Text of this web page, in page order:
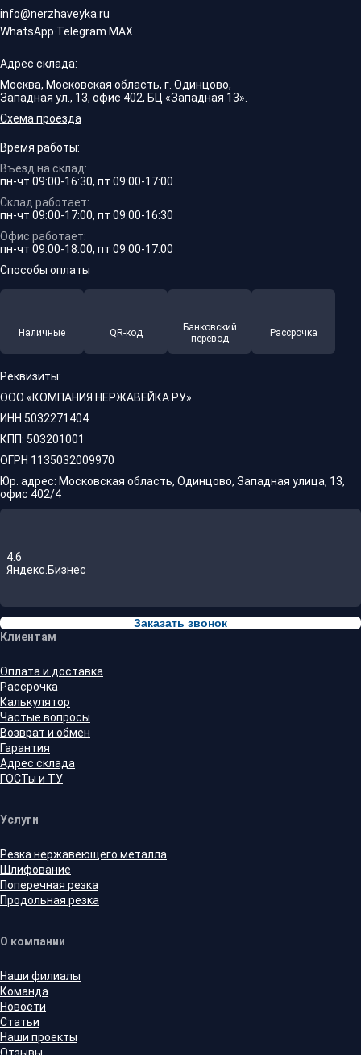
info@nerzhaveyka.ru
WhatsApp·Telegram·MAX
Адрес склада:
Москва, Московская область, г. Одинцово,
Западная ул., 13, офис 402, БЦ «Западная 13».
Схема проезда
Время работы:
Въезд на склад:
пн-чт 09:00-16:30, пт 09:00-17:00
Склад работает:
пн-чт 09:00-17:00, пт 09:00-16:30
Офис работает:
пн-чт 09:00-18:00, пт 09:00-17:00
Способы оплаты
Наличные QR-код
Банковский
перевод
Рассрочка
Реквизиты:
ООО «КОМПАНИЯ НЕРЖАВЕЙКА.РУ»
ИНН 5032271404
КПП: 503201001
ОГРН 1135032009970
Юр. адрес: Московская область, Одинцово, Западная улица, 13,
офис 402/4
4.6
Яндекс.Бизнес
Заказать звонок
Клиентам
Оплата и доставка
Рассрочка
Калькулятор
Частые вопросы
Возврат и обмен
Гарантия
Адрес склада
ГОСТы и ТУ
Услуги
Резка нержавеющего металла
Шлифование
Поперечная резка
Продольная резка
О компании
Наши филиалы
Команда
Новости
Статьи
Наши проекты